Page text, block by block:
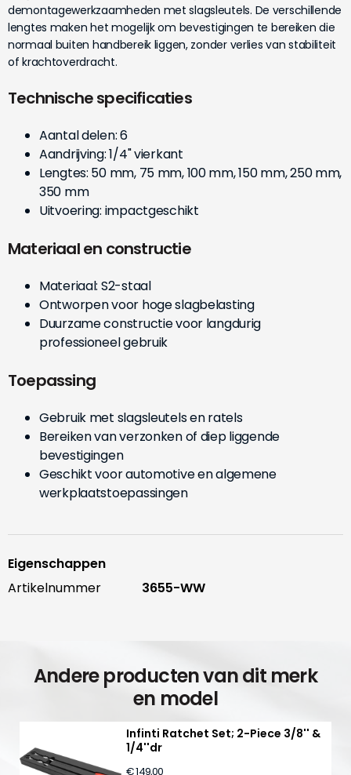
demontagewerkzaamheden met slagsleutels. De verschillende
lengtes maken het mogelijk om bevestigingen te bereiken die
normaal buiten handbereik liggen, zonder verlies van stabiliteit
of krachtoverdracht.
Technische specificaties
Aantal delen: 6
Aandrijving: 1/4" vierkant
Lengtes: 50 mm, 75 mm, 100 mm, 150 mm, 250 mm,
350 mm
Uitvoering: impactgeschikt
Materiaal en constructie
Materiaal: S2-staal
Ontworpen voor hoge slagbelasting
Duurzame constructie voor langdurig
professioneel gebruik
Toepassing
Gebruik met slagsleutels en ratels
Bereiken van verzonken of diep liggende
bevestigingen
Geschikt voor automotive en algemene
werkplaatstoepassingen
Eigenschappen
Artikelnummer
3655-WW
Andere producten van dit merk
en model
Infinti Ratchet Set; 2-Piece 3/8'' &
1/4''dr
€ 149,00